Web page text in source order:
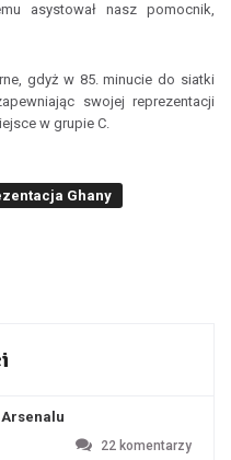
asystował nasz pomocnik,
gdyż w 85. minucie do siatki
swojej reprezentacji
w grupie C.
Ghany
22 komentarzy